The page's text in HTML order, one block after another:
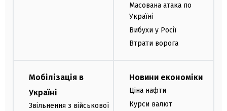
Масована атака по
Україні
Вибухи у Росії
Втрати ворога
Мобілізація в
Україні
Звільнення з військової
Новини економіки
Ціна нафти
Курси валют